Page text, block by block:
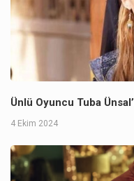
Ünlü Oyuncu Tuba
4 Ekim 2024